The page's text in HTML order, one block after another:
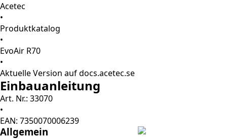
Acetec
•
Produktkatalog
•
EvoAir R70
•
Aktuelle Version auf docs.acetec.se
Einbauanleitung
Art. Nr.: 33070
•
EAN: 7350070006239
Allgemein